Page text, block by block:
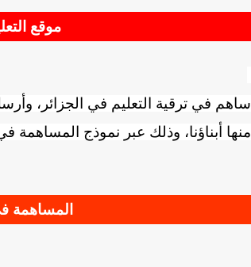
موقع
ساهم في ترقية التعليم في الجزائر،
منها أبناؤنا، وذلك عبر نموذج المساهمة
المساهمة